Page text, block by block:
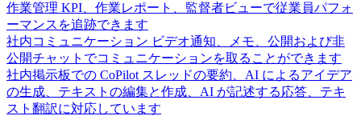
作業管理 KPI、作業レポート、監督者ビューで従業員パフォ
ーマンスを追跡できます
社内コミュニケーション ビデオ通知、メモ、公開および非
公開チャットでコミュニケーションを取ることができます
社内掲示板での CoPilot スレッドの要約、AI によるアイデア
の生成、テキストの編集と作成、AI が記述する応答、テキ
スト翻訳に対応しています